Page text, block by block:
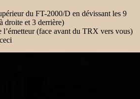
du FT-2000/D en dévissant les 9
droite et 3 derrière)
l’émetteur (face avant du TRX vers vous)